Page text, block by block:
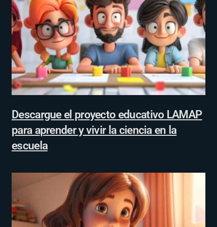
Descargue el proyecto educativo LAMAP
para aprender y vivir la ciencia en la
escuela